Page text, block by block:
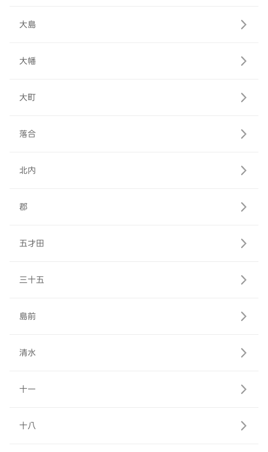
大島
大幡
大町
落合
北内
郡
五才田
三十五
島前
清水
十一
十八